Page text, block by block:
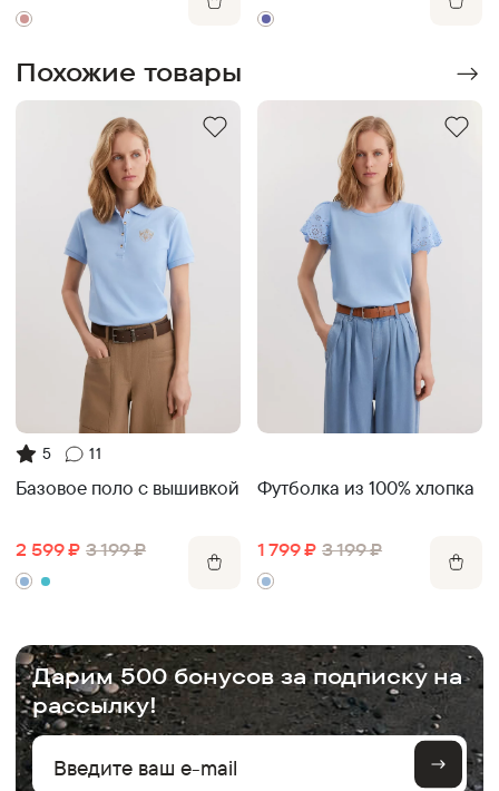
Похожие товары
5 11
Базовое поло с вышивкой
2 599 ₽ 3 199 ₽
Футболка из 100% хлопка
1 799 ₽ 3 199 ₽
Дарим 500 бонусов за подписку на
рассылку!